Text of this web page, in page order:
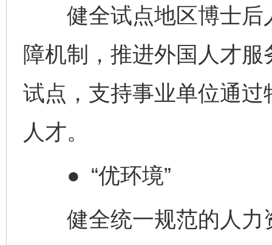
健全试点地区博士后
障机制，推进外国人才
试点，支持事业单位通
人才。
● “优环境”
健全统一规范的人力